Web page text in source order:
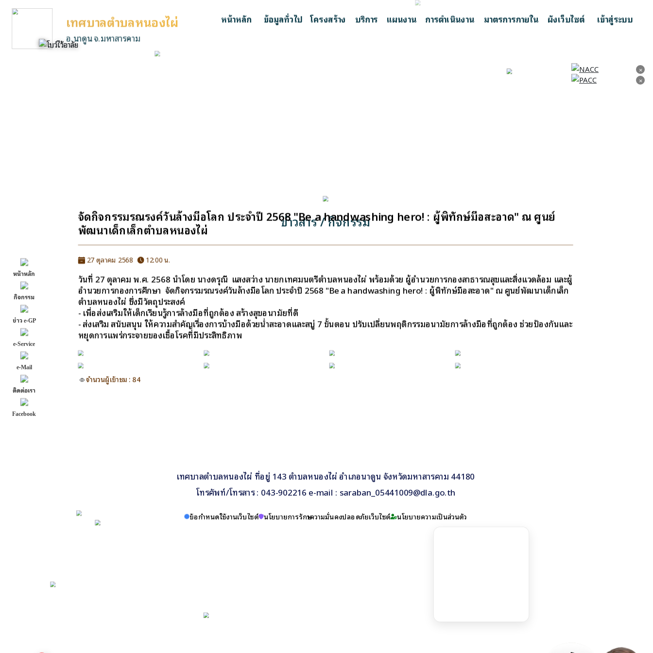
×
×
หน้าหลัก
กิจกรรม
ข่าว e-GP
e-Service
e-Mail
ติดต่อเรา
Facebook
เทศบาลตำบลหนองไผ่
อ.นาดูน จ.มหาสารคาม
หน้าหลัก ข้อมูลทั่วไป โครงสร้าง บริการ แผนงาน การดำเนินงาน มาตรการภายใน ผังเว็บไซต์ เข้าสู่ระบบ
ข่าวสาร / กิจกรรม
จัดกิจกรรมรณรงค์วันล้างมือโลก ประจำปี 2568 "Be a handwashing hero! : ผู้พิทักษ์มือสะอาด" ณ ศูนย์
พัฒนาเด็กเล็กตำบลหนองไผ่
27 ตุลาคม 2568 12:00 น.
วันที่ 27 ตุลาคม พ.ศ. 2568 นำโดย นางดรุณี แสงสว่าง นายกเทศมนตรีตำบลหนองไผ่ พร้อมด้วย ผู้อำนวยการกองสาธารณสุขและสิ่งแวดล้อม และผู้
อำนวยการกองการศึกษา จัดกิจกรรมรณรงค์วันล้างมือโลก ประจำปี 2568 "Be a handwashing hero! : ผู้พิทักษ์มือสะอาด" ณ ศูนย์พัฒนาเด็กเล็ก
ตำบลหนองไผ่ ซึ่งมีวัตถุประสงค์
- เพื่อส่งเสริมให้เด็กเรียนรู้การล้างมือที่ถูกต้อง สร้างสุขอนามัยที่ดี
- ส่งเสริม สนับสนุน ให้ความสำคัญเรื่องการบ้างมือด้วยน่ำสะอาดและสบู่ 7 ขั้นตอน ปรับเปลี่ยนพฤติกรรมอนามัยการล้างมือที่ถูกต้อง ช่วยป้องกันและ
หยุดการแพร่กระจายของเชื้อโรคที่มีประสิทธิภาพ
จำนวนผู้เข้าชม : 84
เทศบาลตำบลหนองไผ่ ที่อยู่ 143 ตำบลหนองไผ่ อำเภอนาดูน จังหวัดมหาสารคาม 44180
โทรศัพท์/โทรสาร : 043-902216 e-mail : saraban_05441009@dla.go.th
ข้อกำหนดใช้งานเว็บไซต์ นโยบายการรักษาความมั่นคงปลอดภัยเว็บไซต์ นโยบายความเป็นส่วนตัว